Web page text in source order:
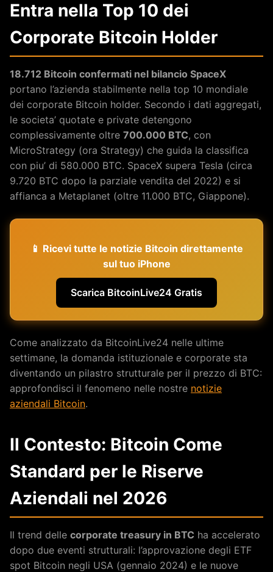
Entra nella Top 10 dei
Corporate Bitcoin Holder
18.712 Bitcoin confermati nel bilancio SpaceX
portano l’azienda stabilmente nella top 10 mondiale
dei corporate Bitcoin holder. Secondo i dati aggregati,
le societa’ quotate e private detengono
complessivamente oltre 700.000 BTC, con
MicroStrategy (ora Strategy) che guida la classifica
con piu’ di 580.000 BTC. SpaceX supera Tesla (circa
9.720 BTC dopo la parziale vendita del 2022) e si
affianca a Metaplanet (oltre 11.000 BTC, Giappone).
📱 Ricevi tutte le notizie Bitcoin direttamente
sul tuo iPhone
Scarica BitcoinLive24 Gratis
Come analizzato da BitcoinLive24 nelle ultime
settimane, la domanda istituzionale e corporate sta
diventando un pilastro strutturale per il prezzo di BTC:
approfondisci il fenomeno nelle nostre notizie
aziendali Bitcoin.
Il Contesto: Bitcoin Come
Standard per le Riserve
Aziendali nel 2026
Il trend delle corporate treasury in BTC ha accelerato
dopo due eventi strutturali: l’approvazione degli ETF
spot Bitcoin negli USA (gennaio 2024) e le nuove